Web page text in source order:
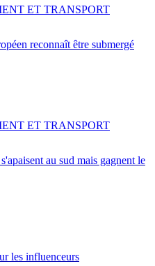
reconnaît être submergé
ET TRANSPORT
au sud mais gagnent le
ET TRANSPORT
les influenceurs